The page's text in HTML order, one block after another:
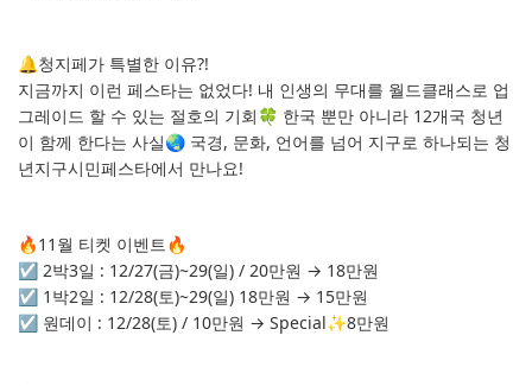
🔔청지페가 특별한 이유?!
지금까지 이런 페스타는 없었다! 내 인생의 무대를 월드클래스로 업
그레이드 할 수 있는 절호의 기회🍀 한국 뿐만 아니라 12개국 청년
이 함께 한다는 사실🌏 국경, 문화, 언어를 넘어 지구로 하나되는 청
년지구시민페스타에서 만나요!
🔥11월 티켓 이벤트🔥
☑ 2박3일 : 12/27(금)~29(일) / 20만원 → 18만원
☑ 1박2일 : 12/28(토)~29(일) 18만원 → 15만원
☑ 원데이 : 12/28(토) / 10만원 → Special✨8만원